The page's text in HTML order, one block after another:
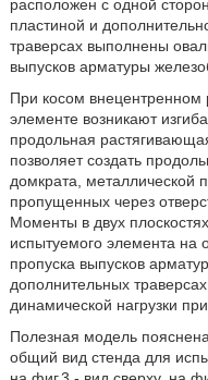
расположен с одной
пластиной и
траверсах выполнены
выпусков арматуры
При косом внецентренном
элементе возникают
продольная
позволяет создать
домкрата, металлической
пропущенных через
Моменты в двух
испытуемого элемента
пропуска выпусков
дополнительных
динамической нагрузки
Полезная модель
общий вид стенда для